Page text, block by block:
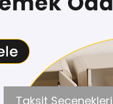
Taksit Seçenekleri